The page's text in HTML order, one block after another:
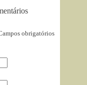
obrigatórios